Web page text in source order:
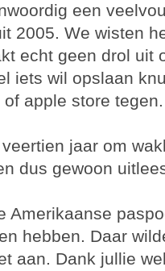
een
2005. We wisten
echt geen drol uit
iets wil opslaan
apple store tegen.
jaar om
dus gewoon
Amerikaanse
hebben. Daar
aan. Dank jullie